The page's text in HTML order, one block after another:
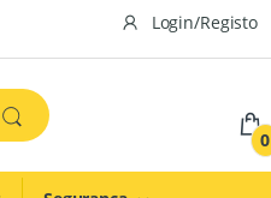
Login/Registo
0